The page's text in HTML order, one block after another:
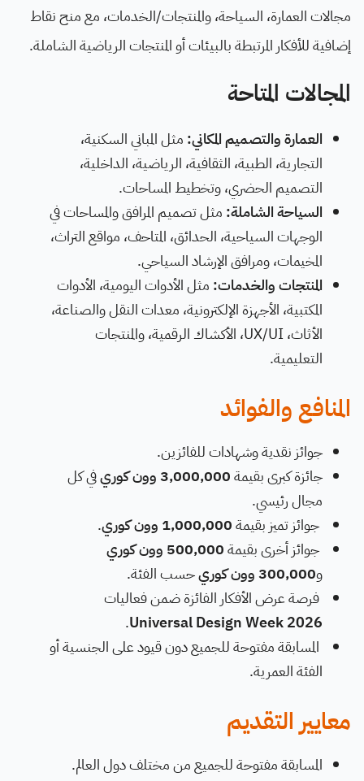
مجالات العمارة، السياحة، والمنتجات/الخدمات، مع منح نقاط
إضافية للأفكار المرتبطة بالبيئات أو المنتجات الرياضية الشاملة.
المجالات المتاحة
العمارة والتصميم المكاني: مثل المباني السكنية،
التجارية، الطبية، الثقافية، الرياضية، الداخلية،
التصميم الحضري، وتخطيط المساحات.
السياحة الشاملة: مثل تصميم المرافق والمساحات في
الوجهات السياحية، الحدائق، المتاحف، مواقع التراث،
المخيمات، ومرافق الإرشاد السياحي.
المنتجات والخدمات: مثل الأدوات اليومية، الأدوات
المكتبية، الأجهزة الإلكترونية، معدات النقل والصناعة،
الأثاث، UX/UI، الأكشاك الرقمية، والمنتجات
التعليمية.
المنافع والفوائد
جوائز نقدية وشهادات للفائزين.
جائزة كبرى بقيمة3,000,000 وون كوري
في كل
مجال رئيسي.
جوائز تميز بقيمة1,000,000 وون كوري
.
جوائز أخرى بقيمة500,000 وون كوري
و300,000 وون كوري
حسب الفئة.
فرصة عرض الأفكار الفائزة ضمن فعاليات
Universal Design Week 2026
.
المسابقة مفتوحة للجميع دون قيود على الجنسية أو
الفئة العمرية.
معايير التقديم
المسابقة مفتوحة للجميع من مختلف دول العالم.